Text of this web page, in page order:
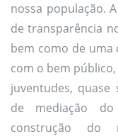
nossa população.
de transparência
bem como de uma
com o bem
juventudes, quase
de mediação
construção do